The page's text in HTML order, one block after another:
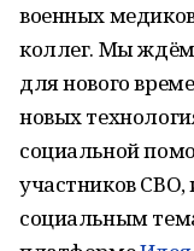
военных
коллег. Мы
для нового
новых
социальной
участников СВО,
социальным